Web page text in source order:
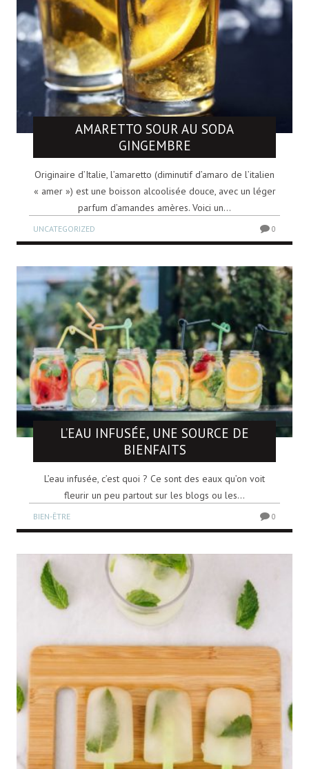
AMARETTO SOUR AU SODA
GINGEMBRE
Originaire d’Italie, l’amaretto (diminutif d’amaro de l’italien
« amer ») est une boisson alcoolisée douce, avec un léger
parfum d’amandes amères. Voici un...
UNCATEGORIZED 0
L’EAU INFUSÉE, UNE SOURCE DE
BIENFAITS
L’eau infusée, c’est quoi ? Ce sont des eaux qu’on voit
fleurir un peu partout sur les blogs ou les...
BIEN-ÊTRE 0